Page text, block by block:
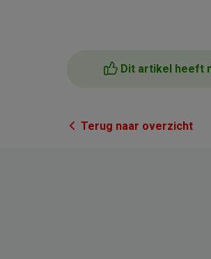
Dit artikel heeft
Terug naar overzicht